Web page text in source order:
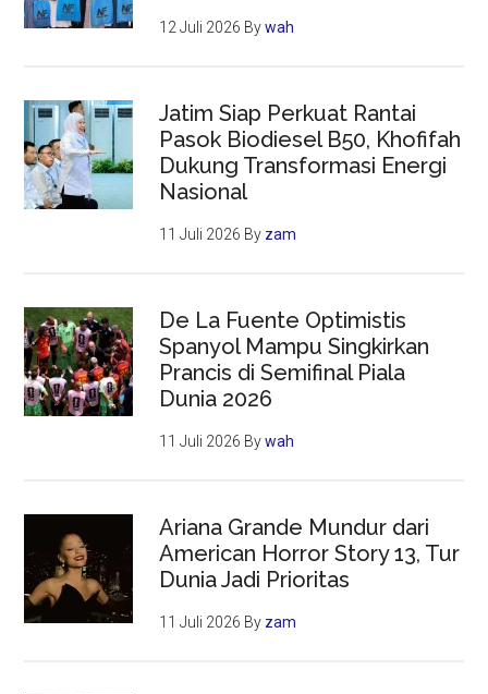
12 Juli 2026 Bywah
Jatim Siap Perkuat Rantai
Pasok Biodiesel B50, Khofifah
Dukung Transformasi Energi
Nasional
11 Juli 2026 By zam
De La Fuente Optimistis
Spanyol Mampu Singkirkan
Prancis di Semifinal Piala
Dunia 2026
11 Juli 2026 Bywah
Ariana Grande Mundur dari
American Horror Story 13, Tur
Dunia Jadi Prioritas
11 Juli 2026 By zam